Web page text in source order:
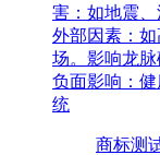
害：如地震、
外部因素：
场。影响龙
负面影响：
统
商标测